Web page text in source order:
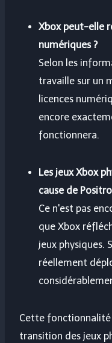
Xbox peut-elle
numériques ?
Selon les
travaille sur un
licences
encore
fonctionnera.
Les jeux Xbox
cause de
Ce n'est pas
que Xbox
jeux
réellement
Cette fonctionnalité
transition des jeux